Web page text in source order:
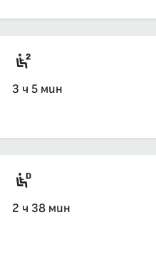
Седящи места,
3 ч 5 мин
2 ч 38 мин